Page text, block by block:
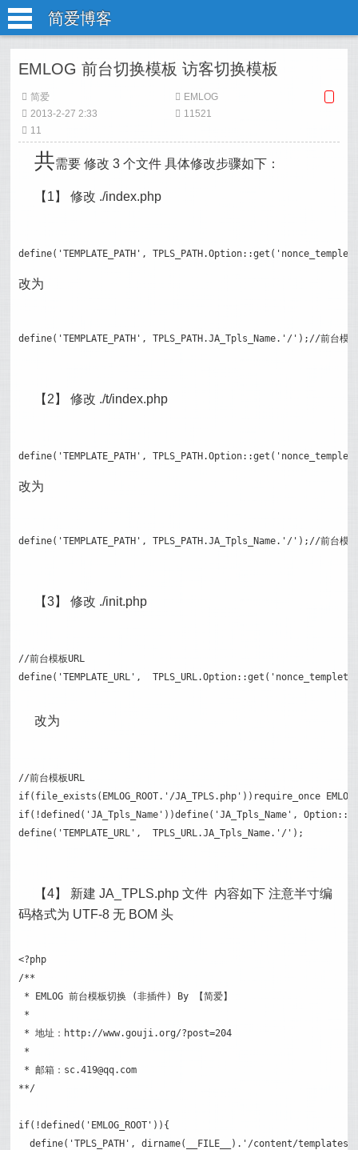
简爱博客
EMLOG 前台切换模板 访客切换模板
简爱
EMLOG
2013-2-27 2:33
11521
11
共需要 修改 3 个文件 具体修改步骤如下：
【1】 修改 ./index.php
define('TEMPLATE_PATH',
改为
define('TEMPLATE_PATH', TPLS_PATH.JA_Tpls_Name.'/');//前台模
【2】 修改 ./t/index.php
define('TEMPLATE_PATH',
改为
define('TEMPLATE_PATH', TPLS_PATH.JA_Tpls_Name.'/');//前台模
【3】 修改 ./init.php
//前台模板URL
define('TEMPLATE_URL',
改为
//前台模板URL
if(file_exists(EMLOG_ROOT.'/JA_TPLS.php'))require_once
if(!defined('JA_Tpls_Name'))define('JA_Tpls_Name',
define('TEMPLATE_URL', 	TPLS_URL.JA_Tpls_Name.'/');
【4】 新建 JA_TPLS.php 文件 内容如下 注意半寸编
码格式为 UTF-8 无 BOM 头
<?php
/**
* EMLOG 前台模板切换 (非插件) By 【简爱】
*
* 地址：http://www.gouji.org/?post=204
*
* 邮箱：sc.419@qq.com
**/
if(!defined('EMLOG_ROOT')){
define('TPLS_PATH', dirname(__FILE__).'/content/templates/